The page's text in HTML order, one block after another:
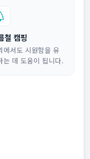
철 캠핑
에서도 시원함을 유
는 데 도움이 됩니다.